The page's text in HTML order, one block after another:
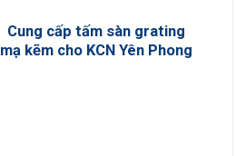
Cung cấp tấm sàn grating
mạ kẽm cho KCN Yên Phong